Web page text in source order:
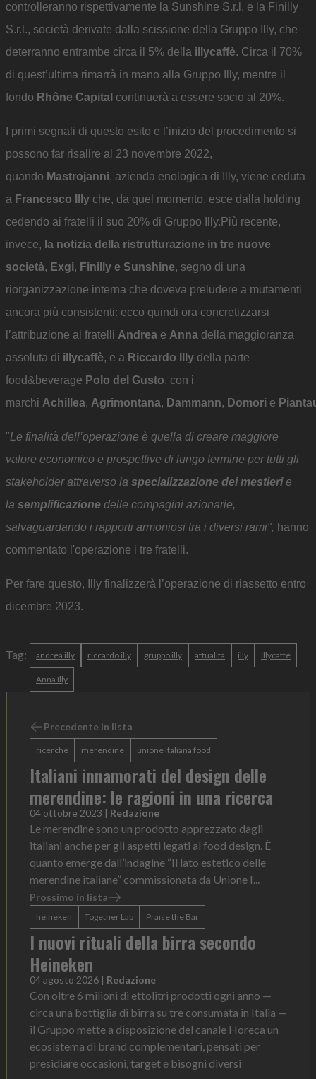
controlleranno rispettivamente la Sunshine S.r.l. e la Finilly
S.r.l., società derivate dalla scissione della Gruppo Illy, che
deterranno entrambe circa il 5% della illycaffè. Circa il 70%
di quest’ultima rimarrà in mano alla Gruppo Illy, mentre il
fondo Rhône Capital continuerà a essere socio al 20%.
I primi segnali di questo esito e l’inizio del procedimento si
possono far risalire al 23 novembre 2022,
quando Mastrojanni, azienda enologica di Illy, viene ceduta
a Francesco Illy che, da quel momento, esce dalla holding
cedendo ai fratelli il suo 20% di Gruppo Illy.Più recente,
invece, la notizia della ristrutturazione in tre nuove
società, Exgi, Finilly e Sunshine, segno di una
riorganizzazione interna che doveva preludere a mutamenti
ancora più consistenti: ecco quindi ora concretizzarsi
l’attribuzione ai fratelli Andrea e Anna della maggioranza
assoluta di illycaffè, e a Riccardo Illy della parte
food&beverage Polo del Gusto, con i
marchi Achillea, Agrimontana, Dammann, Domori e
"Le finalità dell’operazione è quella di creare maggiore
valore economico e prospettive di lungo termine per tutti gli
stakeholderattraverso la specializzazione dei mestierie
la semplificazione delle compagini azionarie,
salvaguardando i rapporti armoniosi tra i diversi rami", hanno
commentato l'operazione i tre fratelli.
Per fare questo, Illy finalizzerà l’operazione di riassetto entro
dicembre 2023.
Tag: andrea illy riccardo illy gruppo illy attualità illy illycaffè
Anna Illy
Precedente in lista
ricerche merendine unione italiana food
Italiani innamorati del design delle
merendine: le ragioni in una ricerca
04 ottobre 2023 | Redazione
Le merendine sono un prodotto apprezzato dagli
italiani anche per gli aspetti legati al food design. È
quanto emerge dall’indagine “Il lato estetico delle
merendine italiane” commissionata da Unione I...
Prossimo in lista
heineken Together Lab Praise the Bar
I nuovi rituali della birra secondo
Heineken
04 agosto 2026 | Redazione
Con oltre 6 milioni di ettolitri prodotti ogni anno —
circa una bottiglia di birra su tre consumata in Italia —
il Gruppo mette a disposizione del canale Horeca un
ecosistema di brand complementari, pensati per
presidiare occasioni, target e bisogni diversi